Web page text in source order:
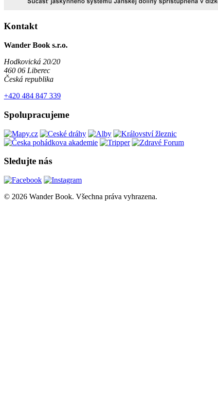
Kontakt
Wander Book s.r.o.
Hodkovická 20/20
460 06 Liberec
Česká republika
+420 484 847 339
Spolupracujeme
Sledujte nás
© 2026 Wander Book. Všechna práva vyhrazena.